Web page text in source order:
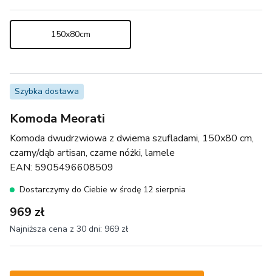
Szybka dostawa
Komoda Meorati
Komoda dwudrzwiowa z dwiema szufladami, 150x80 cm,
czarny/dąb artisan, czarne nóżki, lamele
EAN: 5905496608509
Dostarczymy do Ciebie w środę 12 sierpnia
969 zł
Najniższa cena z 30 dni: 969 zł
150x80cm